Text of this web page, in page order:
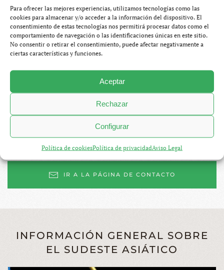
Para ofrecer las mejores experiencias, utilizamos tecnologías como las
cookies para almacenar y/o acceder a la información del dispositivo. El
consentimiento de estas tecnologías nos permitirá procesar datos como el
comportamiento de navegación o las identificaciones únicas en este sitio.
No consentir o retirar el consentimiento, puede afectar negativamente a
ciertas características y funciones.
Aceptar
Rechazar
Configurar
Política de cookiesPolítica de privacidadAviso Legal
Koh Samet
Esta guía ha sido escrita según mi experiencia
personal tras distintos viajes por Tailandia y
complementada con fuentes de calidad.
¿Necesitas más información o ayuda para
organizar tu visita al país? ¡Hablemos por
correo electrónico!
IR A LA PÁGINA DE CONTACTO
INFORMACIÓN GENERAL SOBRE
EL SUDESTE ASIÁTICO